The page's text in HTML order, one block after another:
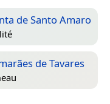
de Santo Amaro
de Tavares